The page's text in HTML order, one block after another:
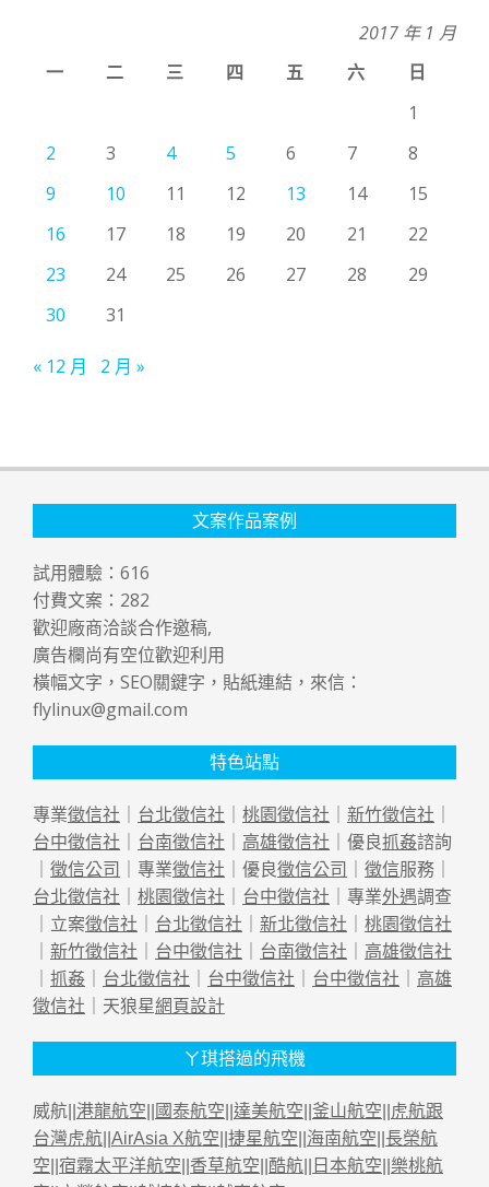
2017 年 1 月
一
二 三 四 五 六
日
1
2
3 4 5 6 7
8
9
10 11 12 13 14
15
16
17 18 19 20 21
22
23
24 25 26 27 28
29
30
31
« 12 月 2 月 »
文案作品案例
試用體驗： 616
付費文案： 282
歡迎廠商洽談合作邀稿,
廣告欄尚有空位歡迎利用
橫幅文字，SEO關鍵字，貼紙連結，來信：
flylinux@gmail.com
特色站點
專業徵信社 台北徵信社 桃園徵信社 新竹徵信社
台中徵信社
台南徵信社 高雄徵信社 ｜優良抓姦諮詢
徵信公司 ｜專業徵信社 ｜優良徵信公司 徵信服務｜
台北徵信社
桃園徵信社 台中徵信社 ｜專業外遇調查
｜立案徵信社 台北徵信社 新北徵信社
桃園徵信社
新竹徵信社 台中徵信社 台南徵信社
高雄徵信社
抓姦 台北徵信社 台中徵信社 台中徵信社
高雄
徵信社 ｜天狼星網頁設計
ㄚ琪搭過的飛機
威航|| 港龍航空 國泰航空 達美航空 釜山航空
虎航跟
台灣虎航 AirAsia X航空 捷星航空 海南航空 長榮航
空 宿霧太平洋航空 香草航空 酷航 日本航空 樂桃航